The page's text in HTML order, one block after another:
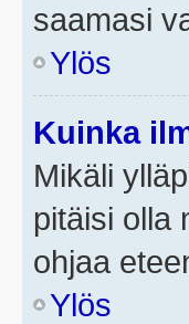
saamasi
Ylös
Kuinka
Mikäli
pitäisi olla
ohjaa
Ylös